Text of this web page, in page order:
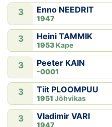
3 Enno NEEDRIT
1947
3 Heini TAMMIK
1953 Kape
3 Peeter KAIN
-0001
3 Tiit PLOOMPUU
1951 Jõhvikas
3 Vladimir VARI
1947